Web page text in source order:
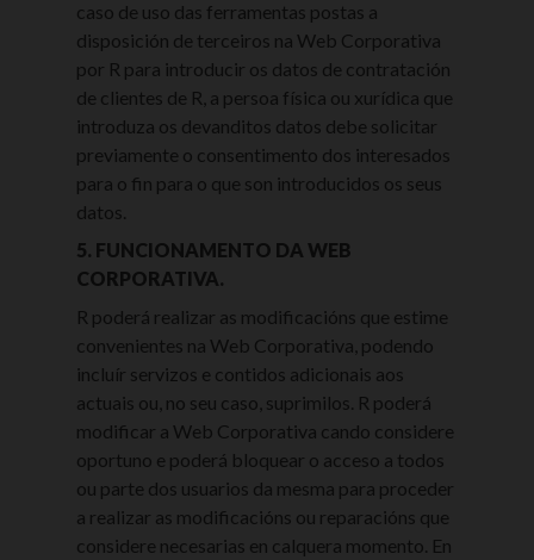
caso de uso das ferramentas postas a
disposición de terceiros na Web Corporativa
por R para introducir os datos de contratación
de clientes de R, a persoa física ou xurídica que
introduza os devanditos datos debe solicitar
previamente o consentimento dos interesados
para o fin para o que son introducidos os seus
datos.
5. FUNCIONAMENTO DA WEB
CORPORATIVA.
R poderá realizar as modificacións que estime
convenientes na Web Corporativa, podendo
incluír servizos e contidos adicionais aos
actuais ou, no seu caso, suprimilos. R poderá
modificar a Web Corporativa cando considere
oportuno e poderá bloquear o acceso a todos
ou parte dos usuarios da mesma para proceder
a realizar as modificacións ou reparacións que
considere necesarias en calquera momento. En